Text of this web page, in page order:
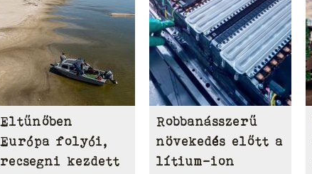
Eltűnőben
Európa folyói,
recsegni kezdett
Robbanásszerű
növekedés előtt a
lítium-ion